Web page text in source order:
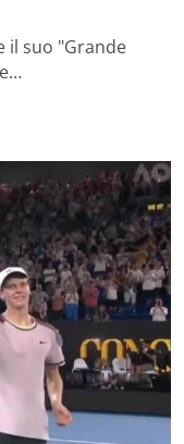
il suo "Grande